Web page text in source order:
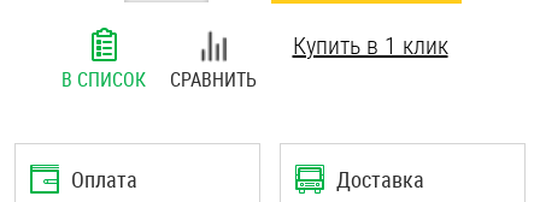
В СПИСОК СРАВНИТЬ
Купить в 1 клик
Оплата Доставка